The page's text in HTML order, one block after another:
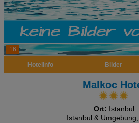
16
Hotelinfo Bilder
Malkoc
Ort: Istanbul
Istanbul &